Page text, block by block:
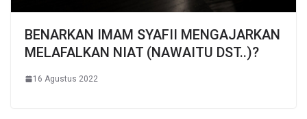
BENARKAN IMAM SYAFII MENGAJARKAN
MELAFALKAN NIAT (NAWAITU DST..)?
16 Agustus 2022